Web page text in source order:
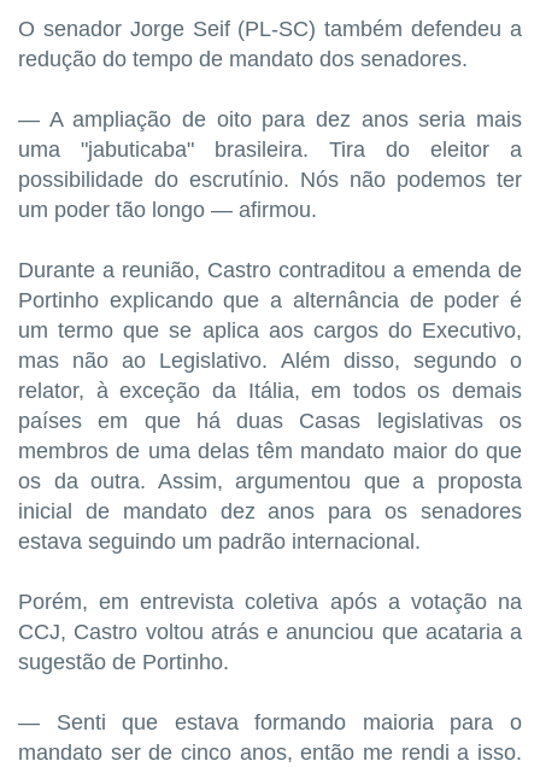
O senador Jorge Seif (PL-SC) também defendeu a
redução do tempo de mandato dos senadores.
— A ampliação de oito para dez anos seria mais
uma "jabuticaba" brasileira. Tira do eleitor a
possibilidade do escrutínio. Nós não podemos ter
um poder tão longo — afirmou.
Durante a reunião, Castro contraditou a emenda de
Portinho explicando que a alternância de poder é
um termo que se aplica aos cargos do Executivo,
mas não ao Legislativo. Além disso, segundo o
relator, à exceção da Itália, em todos os demais
países em que há duas Casas legislativas os
membros de uma delas têm mandato maior do que
os da outra. Assim, argumentou que a proposta
inicial de mandato dez anos para os senadores
estava seguindo um padrão internacional.
Porém, em entrevista coletiva após a votação na
CCJ, Castro voltou atrás e anunciou que acataria a
sugestão de Portinho.
— Senti que estava formando maioria para o
mandato ser de cinco anos, então me rendi a isso.